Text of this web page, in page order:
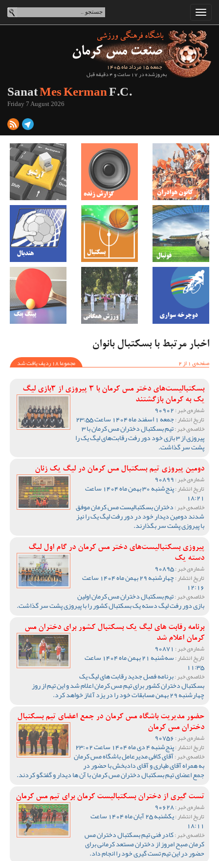
جمعه 15 مرداد ماه 1405
به‌روزشده در 17 ساعت و 4 دقیقه قبل
SanatMes KermanF.C.
Friday 7 August 2026
اخبار مرتبط با بسکتبال بانوان
صفحه‌ی 1 از 2
مجموعا 18 ردیف یافت شد
بسکتبالیست‌های دختر مس کرمان با 3 پیروزی از 3بازی لیگ
یک به کرمان بازگشتند
شماره‌ی خبر :
تاریخ انتشار :جمعه 1 اسفند ماه 1404 ساعت 23:55
خلاصه‌ی خبر : تیم بسکتبال دختران مس کرمان با 3
پیروزی از 3 بازی خود دور رفت رقابت‌های لیگ یک را
پشت سر گذاشت.
دومین پیروزی تیم بسکتبال مس کرمان در لیگ یک زنان
شماره‌ی خبر :
تاریخ انتشار : پنج‌شنبه 30 بهمن ماه 1404 ساعت
18:21
خلاصه‌ی خبر :دختران بسکتبالیست مس کرمان موفق
شدند دومین دیدار خود در دور رفت لیگ یک را نیز
با پیروزی پشت سر بگذارند‌.
پیروزی بسکتبالیست‌های دختر مس کرمان در گام اول لیگ
دسته یک
شماره‌ی خبر :
تاریخ انتشار : چهارشنبه 29 بهمن ماه 1404 ساعت
12:16
خلاصه‌ی خبر :تیم بسکتبال دختران مس کرمان اولین
بازی دور رفت لیگ دسته یک بسکتبال کشور را با پیروزی پشت سر گذاشت.
برنامه رقابت های لیگ یک بسکتبال کشور برای دختران مس
کرمان اعلام شد
شماره‌ی خبر :
تاریخ انتشار : سه‌شنبه 21 بهمن ماه 1404 ساعت
11:35
خلاصه‌ی خبر :برنامه فصل جدید رقابت های لیگ یک
بسکتبال دختران کشور برای تیم مس کرمان اعلام شد و این تیم از روز
چهارشنبه 29 بهمن مسابقات خود را در یزد آغاز خواهد کرد.
حضور مدیریت باشگاه مس کرمان در جمع اعضای تیم بسکتبال
دختران مس کرمان
شماره‌ی خبر :
تاریخ انتشار :پنج‌شنبه 4 دی ماه 1404 ساعت 23:02
خلاصه‌ی خبر :آقای کافی مدیرعامل باشگاه مس کرمان
به همراه آقای طیاری و آقای دادبخش با حضور در
جمع اعضای تیم بسکتبال دختران مس کرمان با آن ها دیدار و گفتگو کردند.
تست گیری از دختران بسکتبالیست کرمان برای تیم مس کرمان
شماره‌ی خبر :
تاریخ انتشار : یکشنبه 25 آبان ماه 1404 ساعت
18:11
خلاصه‌ی خبر :کادر فنی تیم بسکتبال دختران مس
کرمان صبح امروز از دختران مستعد کرمانی برای
حضور در این تیم تست گیری خود را انجام داد.